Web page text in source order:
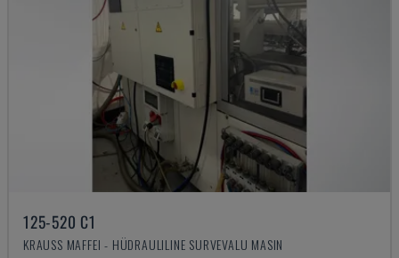
125-520 C1
KRAUSS MAFFEI - HÜDRAULILINE SURVEVALU MASIN